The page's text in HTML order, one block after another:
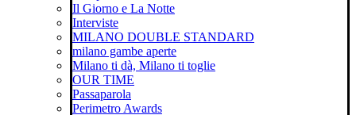
Il Giorno e La Notte
Interviste
MILANO DOUBLE STANDARD
milano gambe aperte
Milano ti dà, Milano ti toglie
OUR TIME
Passaparola
Perimetro Awards